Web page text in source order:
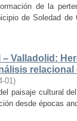
de la
de Soledad
– Valladolid:
01)
paisaje cultural
desde épocas